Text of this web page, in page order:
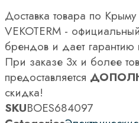
Доставка товара по
VEKOTERM -
брендов и дает
При заказе 3х и более
предоставляется
скидка!
SKUBOES684097